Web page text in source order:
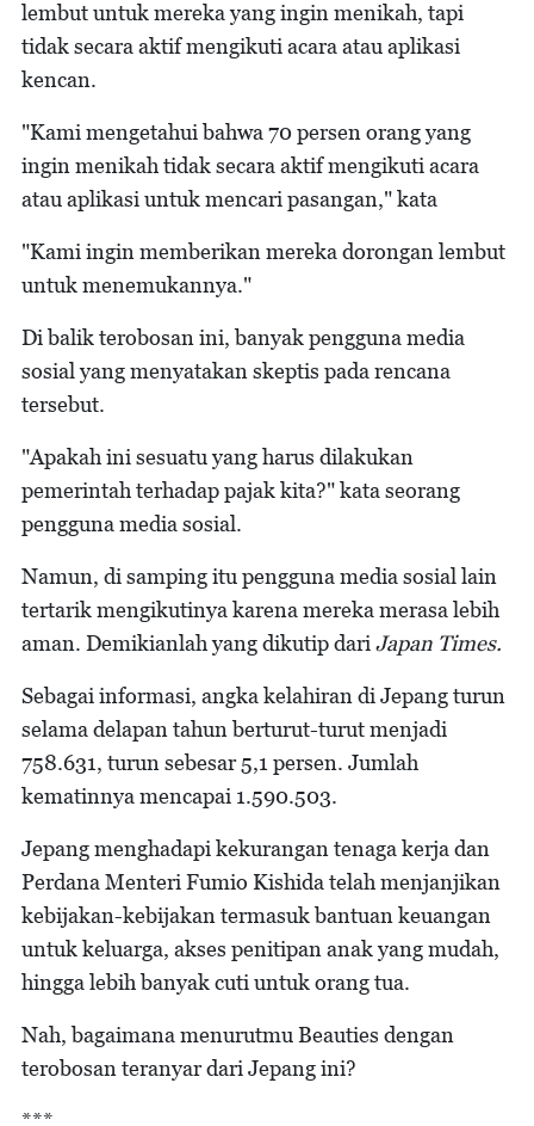
lembut untuk mereka yang ingin menikah, tapi
tidak secara aktif mengikuti acara atau aplikasi
kencan.
"Kami mengetahui bahwa 70 persen orang yang
ingin menikah tidak secara aktif mengikuti acara
atau aplikasi untuk mencari pasangan," kata
"Kami ingin memberikan mereka dorongan lembut
untuk menemukannya."
Di balik terobosan ini, banyak pengguna media
sosial yang menyatakan skeptis pada rencana
tersebut.
"Apakah ini sesuatu yang harus dilakukan
pemerintah terhadap pajak kita?" kata seorang
pengguna media sosial.
Namun, di samping itu pengguna media sosial lain
tertarik mengikutinya karena mereka merasa lebih
aman. Demikianlah yang dikutip dariJapan Times.
Sebagai informasi, angka kelahiran di Jepang turun
selama delapan tahun berturut-turut menjadi
758.631, turun sebesar 5,1 persen. Jumlah
kematinnya mencapai 1.590.503.
Jepang menghadapi kekurangan tenaga kerja dan
Perdana Menteri Fumio Kishida telah menjanjikan
kebijakan-kebijakan termasuk bantuan keuangan
untuk keluarga, akses penitipan anak yang mudah,
hingga lebih banyak cuti untuk orang tua.
Nah, bagaimana menurutmu Beauties dengan
terobosan teranyar dari Jepang ini?